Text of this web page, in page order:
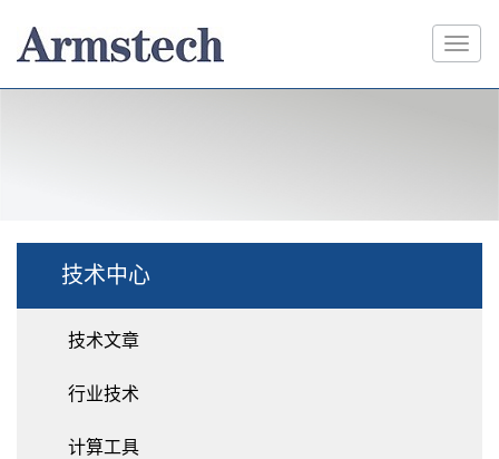
技术中心
技术文章
行业技术
计算工具